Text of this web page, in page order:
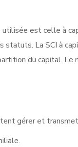
utilisée est celle à
statuts. La SCI à
du capital.
gérer et